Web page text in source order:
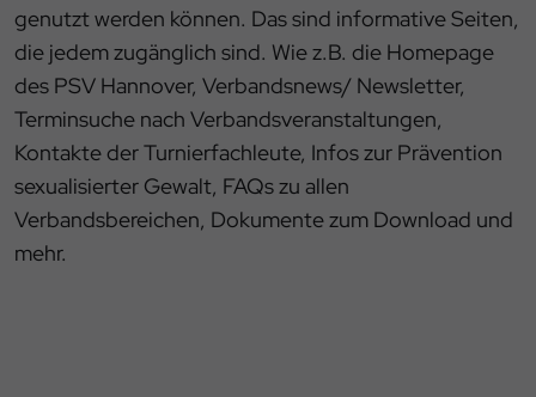
genutzt werden können. Das sind informative Seiten,
die jedem zugänglich sind. Wie z.B. die Homepage
des PSV Hannover, Verbandsnews/ Newsletter,
Terminsuche nach Verbandsveranstaltungen,
Kontakte der Turnierfachleute, Infos zur Prävention
sexualisierter Gewalt, FAQs zu allen
Verbandsbereichen, Dokumente zum Download und
mehr.